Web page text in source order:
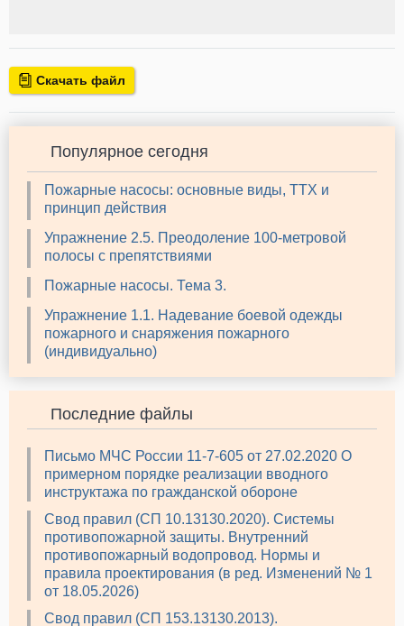
Скачать файл
Популярное сегодня
Пожарные насосы: основные виды, ТТХ и
принцип действия
Упражнение 2.5. Преодоление 100-метровой
полосы с препятствиями
Пожарные насосы. Тема 3.
Упражнение 1.1. Надевание боевой одежды
пожарного и снаряжения пожарного
(индивидуально)
Последние файлы
Письмо МЧС России 11-7-605 от 27.02.2020 О
примерном порядке реализации вводного
инструктажа по гражданской обороне
Свод правил (СП 10.13130.2020). Системы
противопожарной защиты. Внутренний
противопожарный водопровод. Нормы и
правила проектирования (в ред. Изменений № 1
от 18.05.2026)
Свод правил (СП 153.13130.2013).